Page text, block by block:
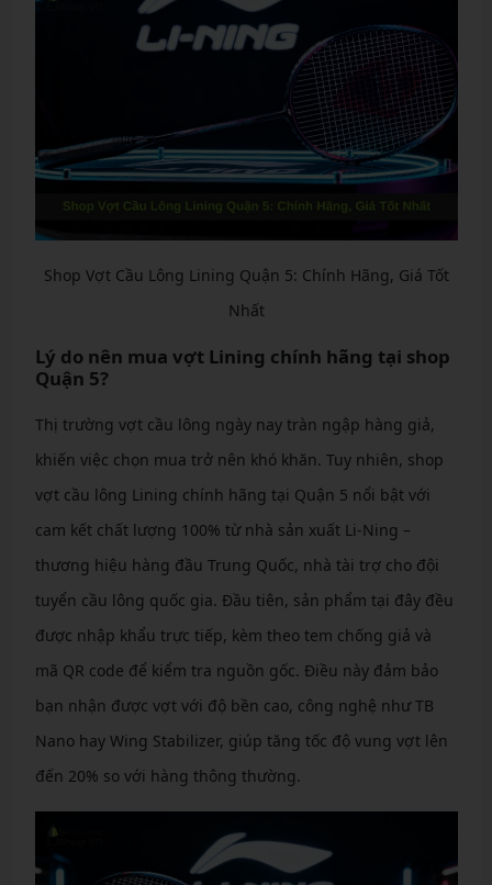
Shop Vợt Cầu Lông Lining Quận 5: Chính Hãng, Giá Tốt
Nhất
Lý do nên mua vợt Lining chính hãng tại shop
Quận 5?
Thị trường vợt cầu lông ngày nay tràn ngập hàng giả,
khiến việc chọn mua trở nên khó khăn. Tuy nhiên, shop
vợt cầu lông Lining chính hãng tại Quận 5 nổi bật với
cam kết chất lượng 100% từ nhà sản xuất Li-Ning –
thương hiệu hàng đầu Trung Quốc, nhà tài trợ cho đội
tuyển cầu lông quốc gia. Đầu tiên, sản phẩm tại đây đều
được nhập khẩu trực tiếp, kèm theo tem chống giả và
mã QR code để kiểm tra nguồn gốc. Điều này đảm bảo
bạn nhận được vợt với độ bền cao, công nghệ như TB
Nano hay Wing Stabilizer, giúp tăng tốc độ vung vợt lên
đến 20% so với hàng thông thường.